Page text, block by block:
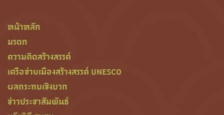
หน้าหลัก
มรดก
ความคิดสร้างสรรค์
เครือข่ายเมืองสร้างสรรค์ UNESCO
ผลกระทบเชิงบวก
ข่าวประชาสัมพันธ์